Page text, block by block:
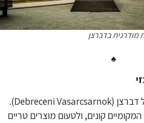
בדברצן
בקרו בשוק המרכזי של דברצן (Debreceni Vasarcsarnok).
קונים, ולטעום מוצרים טריים